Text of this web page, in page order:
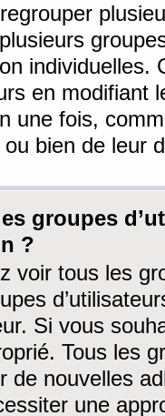
individuelles.
en modifiant
une fois,
bien de leur
groupes
?
voir tous les
Si vous
Tous les
de nouvelles
une